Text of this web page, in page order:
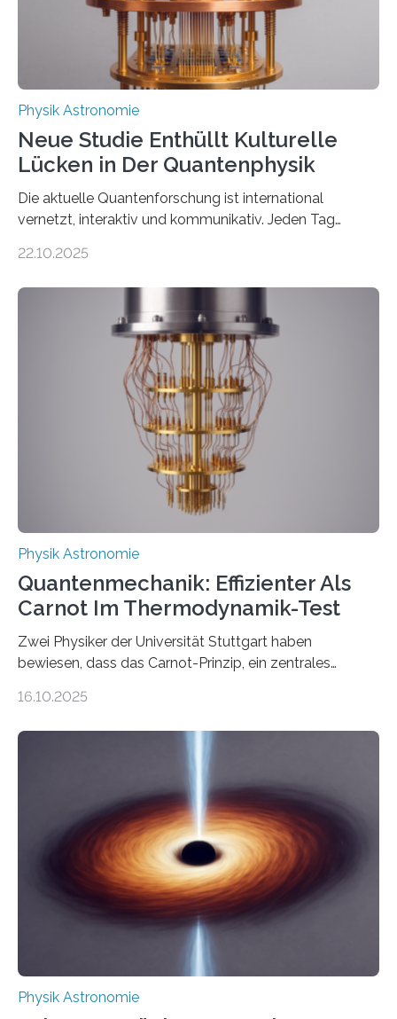
Thorium tatsächlich nutzen lässt, um hochpräzise…
Physik Astronomie
Neue Studie Enthüllt Kulturelle
Lücken in Der Quantenphysik
Die aktuelle Quantenforschung ist international
vernetzt, interaktiv und kommunikativ. Jeden Tag
oft von Autor*innen, die eng zusammenarbeiten. Neue
werden schnell weiterentwickelt. Dies ist der Alltag in
der Forschung der Quantentheorie, die dieses Jahr 100
Jahre alt geworden ist, weshalb die UNESCO 2025 zum
Internationalen Jahr der Quantenwissenschaft und -
technologie ausgerufen hat. Doch nun hat eine
internationale Forschungsgruppe um den
22.10.2025
Physik Astronomie
Quantenmechanik: Effizienter Als
Carnot Im Thermodynamik-Test
Zwei Physiker der Universität Stuttgart haben
bewiesen, dass das Carnot-Prinzip, ein zentrales
Größenordnung von Atomen gilt, deren physikalische
Quantenmotoren voranbringen. Das
Wissenschaftsjournal Science Advances veröffentlichte
die Herleitung. (DOI: 10.1126/sciadv.adw8462)
Verbrennungsmotoren oder Dampfturbinen sind
Wärmekraftmaschinen: Sie wandeln thermische
Energie in mechanische Bewegung um – oder anders
ausgedrückt, Wärme in Bewegung. In
quantenmechanischen Experimenten ist es in den…
16.10.2025
Physik Astronomie